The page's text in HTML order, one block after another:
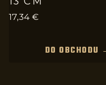
17,34 €
DO OBCHODU